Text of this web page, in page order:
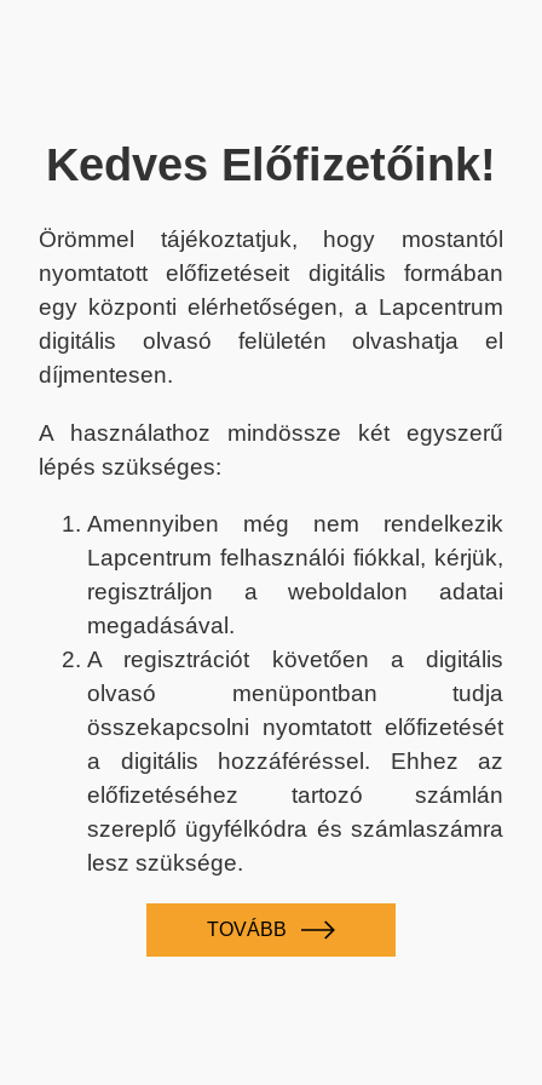
Kedves Előfizetőink!
Örömmel tájékoztatjuk, hogy mostantól
nyomtatott előfizetéseit digitális formában
egy központi elérhetőségen, a Lapcentrum
digitális olvasó felületén olvashatja el
díjmentesen.
A használathoz mindössze két egyszerű
lépés szükséges:
Amennyiben még nem rendelkezik
Lapcentrum felhasználói fiókkal, kérjük,
regisztráljon a weboldalon adatai
megadásával.
A regisztrációt követően a digitális
olvasó menüpontban tudja
összekapcsolni nyomtatott előfizetését
a digitális hozzáféréssel. Ehhez az
előfizetéséhez tartozó számlán
szereplő ügyfélkódra és számlaszámra
lesz szüksége.
TOVÁBB